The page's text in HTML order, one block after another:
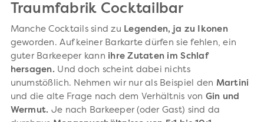
Traumfabrik Cocktailbar
Manche Cocktails sind zu Legenden, ja zu Ikonen
geworden. Auf keiner Barkarte dürfen sie fehlen, ein
guter Barkeeper kann ihre Zutaten im Schlaf
hersagen. Und doch scheint dabei nichts
unumstößlich. Nehmen wir nur als Beispiel den Martini
und die alte Frage nach dem Verhältnis von Gin und
Wermut. Je nach Barkeeper (oder Gast) sind da